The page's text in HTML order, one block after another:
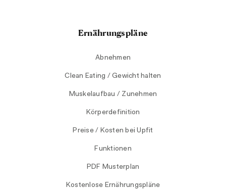
Ernährungspläne
Abnehmen
Clean Eating / Gewicht halten
Muskelaufbau / Zunehmen
Körperdefinition
Preise / Kosten bei Upfit
Funktionen
PDF Musterplan
Kostenlose Ernährungspläne